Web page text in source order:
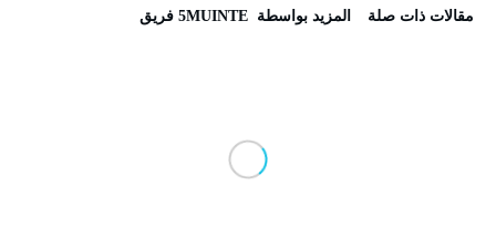
‫مقالات ذات صلة‬ ‫‫المزيد بواسطة‬ ‬ 5MUINTE فريق